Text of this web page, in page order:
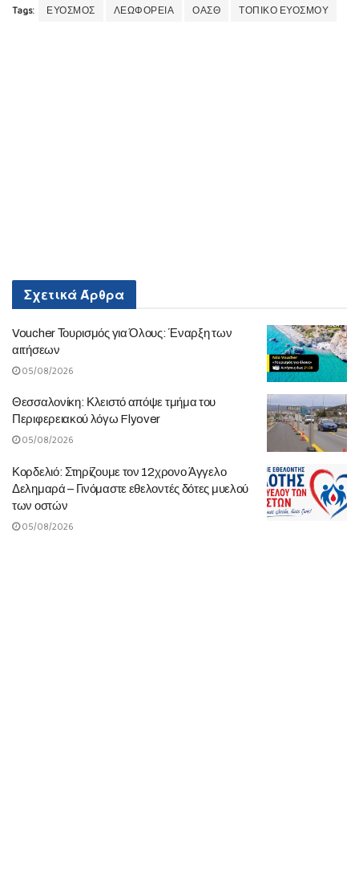
Tags: ΕΥΟΣΜΟΣ ΛΕΩΦΟΡΕΙΑ ΟΑΣΘ ΤΟΠΙΚΟ ΕΥΟΣΜΟΥ
ΣχετικάΆρθρα
Voucher Τουρισμός για Όλους: Έναρξη των
αιτήσεων
05/08/2026
Θεσσαλονίκη: Κλειστό απόψε τμήμα του
Περιφερειακού λόγω Flyover
05/08/2026
Κορδελιό: Στηρίζουμε τον 12χρονο Άγγελο
Δελημαρά – Γινόμαστε εθελοντές δότες μυελού
των οστών
05/08/2026